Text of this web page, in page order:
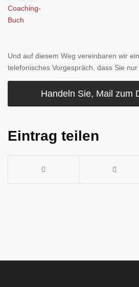
Und auf diesem Weg vereinbaren wir
telefonisches Vorgespräch, dass Sie
Handeln Sie, Mail zum
Eintrag teilen